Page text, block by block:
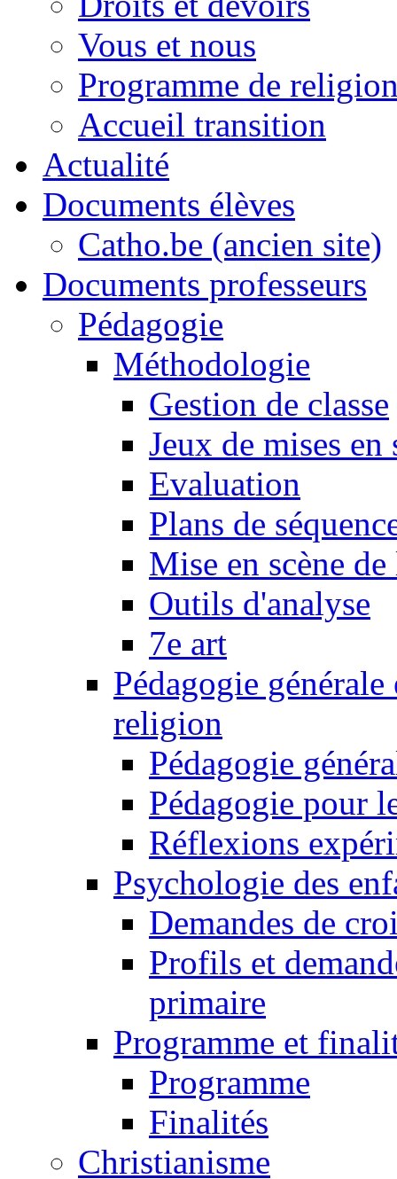
Vous et nous
Programme de
Accueil transition
Actualité
Documents élèves
Catho.be (ancien site)
Documents professeurs
Pédagogie
Méthodologie
Gestion de classe
Jeux de mises
Evaluation
Plans de
Mise en scène
Outils d'analyse
7e art
Pédagogie
religion
Pédagogie
Pédagogie pour
Réflexions
Psychologie des
Demandes de
Profils et
primaire
Programme et
Programme
Finalités
Christianisme